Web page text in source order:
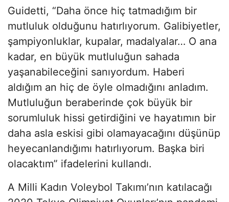
Guidetti, “Daha önce hiç tatmadığım bir
mutluluk olduğunu hatırlıyorum. Galibiyetler,
şampiyonluklar, kupalar, madalyalar… O ana
kadar, en büyük mutluluğun sahada
yaşanabileceğini sanıyordum. Haberi
aldığım an hiç de öyle olmadığını anladım.
Mutluluğun beraberinde çok büyük bir
sorumluluk hissi getirdiğini ve hayatımın bir
daha asla eskisi gibi olamayacağını düşünüp
heyecanlandığımı hatırlıyorum. Başka biri
olacaktım” ifadelerini kullandı.
A Milli Kadın Voleybol Takımı’nın katılacağı